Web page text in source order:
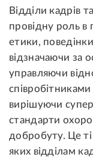
Відділи кадрів
провідну роль в
етики,
відзначаючи за
управляючи
вирішуючи
стандарти
добробуту. Це
яких відділам